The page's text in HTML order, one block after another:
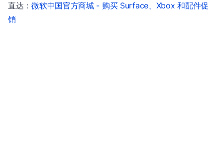
直达：微软中国官方商城 - 购买 Surface、Xbox 和配件促
销